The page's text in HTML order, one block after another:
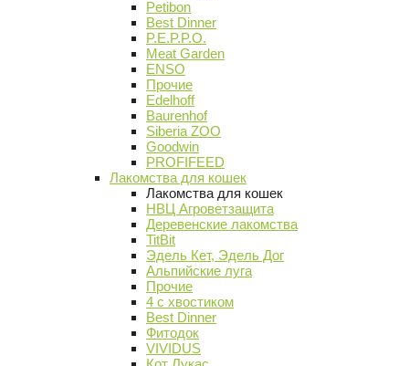
Petibon
Best Dinner
P.E.P.P.O.
Meat Garden
ENSO
Прочие
Edelhoff
Baurenhof
Siberia ZOO
Goodwin
PROFIFEED
Лакомства для кошек
Лакомства для кошек
НВЦ Агроветзащита
Деревенские лакомства
TitBit
Эдель Кет, Эдель Дог
Альпийские луга
Прочие
4 с хвостиком
Best Dinner
Фитодок
VIVIDUS